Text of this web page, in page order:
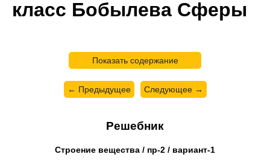
класс Бобылева Сферы
Показать содержание
← Предыдущее Следующее →
Решебник
Строение вещества / пр-2 / вариант-1